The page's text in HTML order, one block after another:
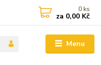
Menu
0 ks
za 0,00 Kč